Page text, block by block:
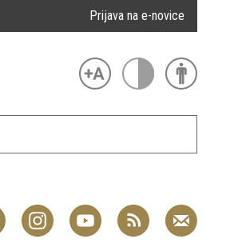
Prijava na e-novice